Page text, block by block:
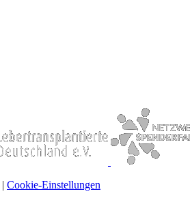
| Cookie-Einstellungen